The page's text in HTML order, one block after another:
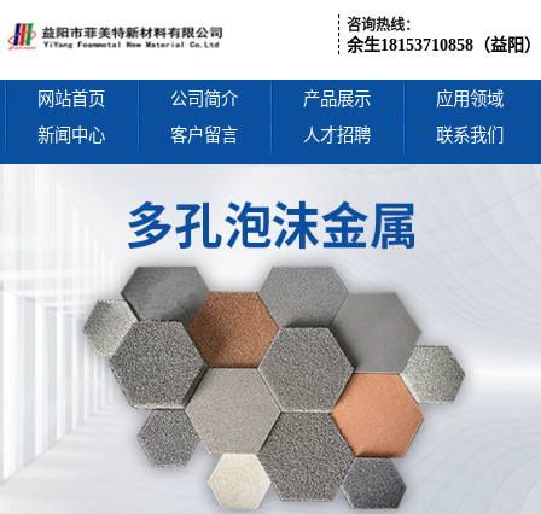
咨询热线：
余生18153710858（益阳）
网站首页 公司简介 产品展示
应用领域
新闻中心
客户留言 人才招聘 联系我们